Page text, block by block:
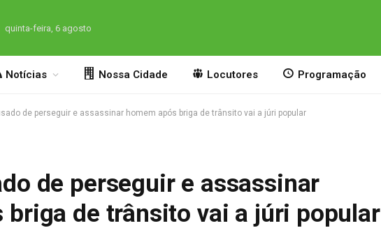
quinta-feira, 6 agosto
Notícias Nossa Cidade Locutores Programação
de perseguir e assassinar homem após briga de trânsito vai a júri popular
de perseguir e assassinar
briga de trânsito vai a júri popular